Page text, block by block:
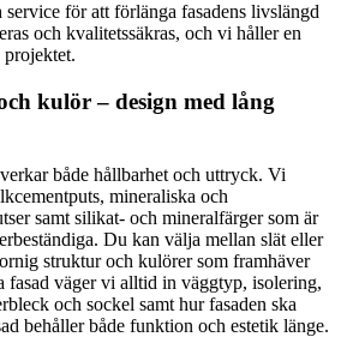
för att förlänga fasadens livslängd
och kvalitetssäkras, och vi håller en
kulör – design med lång
både hållbarhet och uttryck. Vi
mineraliska och
samt silikat- och mineralfärger som är
Du kan välja mellan slät eller
struktur och kulörer som framhäver
fasad väger vi alltid in väggtyp, isolering,
och sockel samt hur fasaden ska
behåller både funktion och estetik länge.